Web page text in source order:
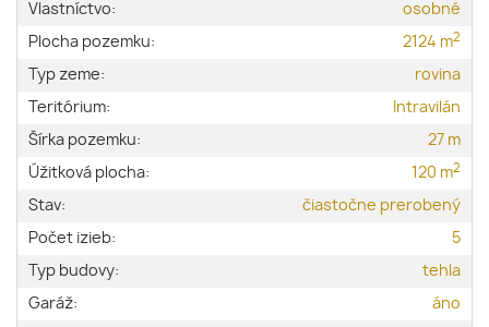
Vlastníctvo:
osobné
Plocha pozemku:
2124 m2
Typ zeme:
rovina
Teritórium:
Intravilán
Šírka pozemku:
27 m
Úžitková plocha:
120 m2
Stav:
čiastočne prerobený
Počet izieb:
5
Typ budovy:
tehla
Garáž:
áno